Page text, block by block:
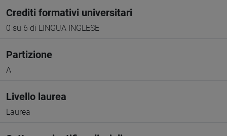
Crediti formativi universitari
0 su 6 di LINGUA INGLESE
Partizione
A
Livello laurea
Laurea